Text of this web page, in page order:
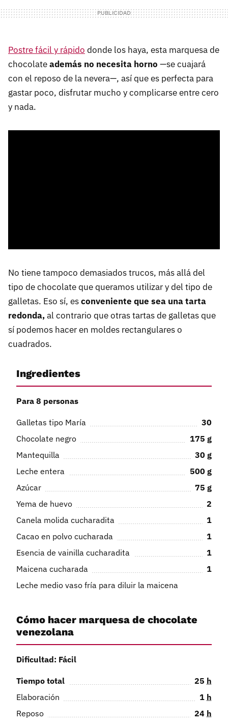
Postre fácil y rápido donde los haya, esta marquesa de
chocolateademás no necesita horno —se cuajará
con el reposo de la nevera—, así que es perfecta para
gastar poco, disfrutar mucho y complicarse entre cero
y nada.
No tiene tampoco demasiados trucos, más allá del
tipo de chocolate que queramos utilizar y del tipo de
galletas. Eso sí, esconveniente que sea una tarta
redonda,al contrario que otras tartas de galletas que
sí podemos hacer en moldes rectangulares o
cuadrados.
Ingredientes
Para 8 personas
Galletas tipo María
30
Chocolate negro
175 g
Mantequilla
30 g
Leche entera
500 g
Azúcar
75 g
Yema de huevo
2
Canela molida cucharadita
1
Cacao en polvo cucharada
1
Esencia de vainilla cucharadita
1
Maicena cucharada
1
Leche medio vaso fría para diluir la maicena
Cómo hacer marquesa de chocolate
venezolana
Dificultad: Fácil
Tiempo total 25 h
Elaboración
1 h
Reposo
24 h